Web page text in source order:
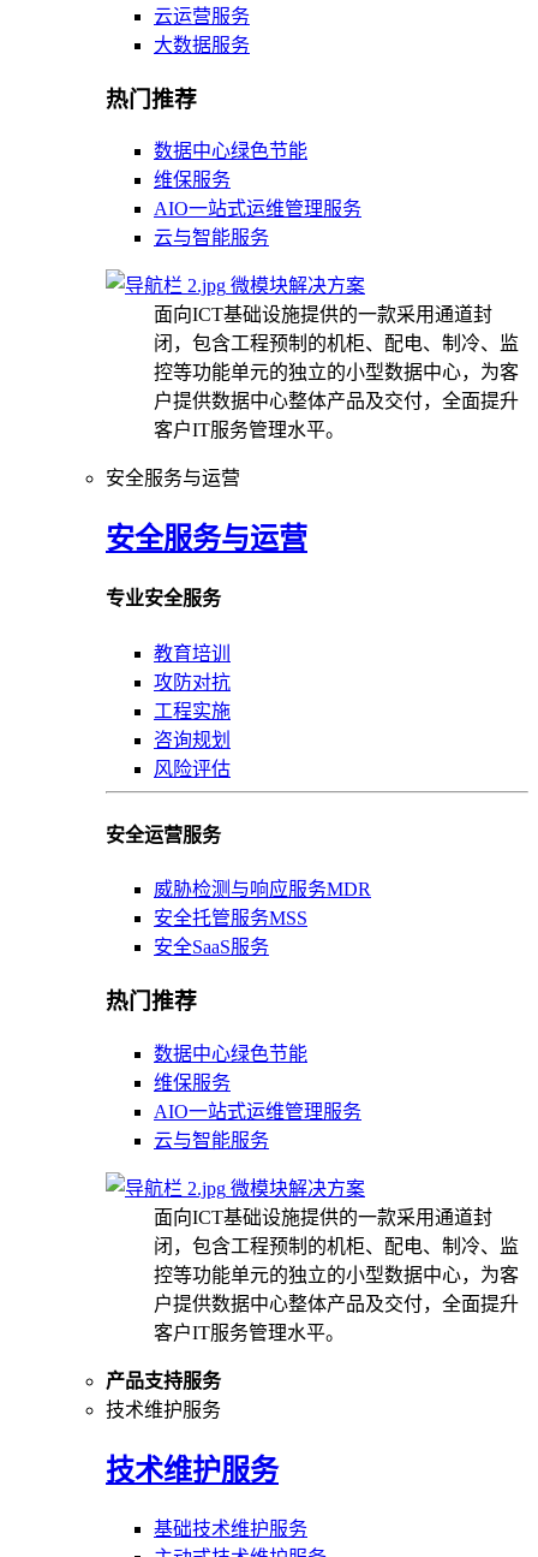
云运营服务
大数据服务
热门推荐
数据中心绿色节能
维保服务
AIO一站式运维管理服务
云与智能服务
微模块解决方案
面向ICT基础设施提供的一款采用通道封
闭，包含工程预制的机柜、配电、制冷、监
控等功能单元的独立的小型数据中心，为客
户提供数据中心整体产品及交付，全面提升
客户IT服务管理水平。
安全服务与运营
安全服务与运营
专业安全服务
教育培训
攻防对抗
工程实施
咨询规划
风险评估
安全运营服务
威胁检测与响应服务MDR
安全托管服务MSS
安全SaaS服务
热门推荐
数据中心绿色节能
维保服务
AIO一站式运维管理服务
云与智能服务
微模块解决方案
面向ICT基础设施提供的一款采用通道封
闭，包含工程预制的机柜、配电、制冷、监
控等功能单元的独立的小型数据中心，为客
户提供数据中心整体产品及交付，全面提升
客户IT服务管理水平。
产品支持服务
技术维护服务
技术维护服务
基础技术维护服务